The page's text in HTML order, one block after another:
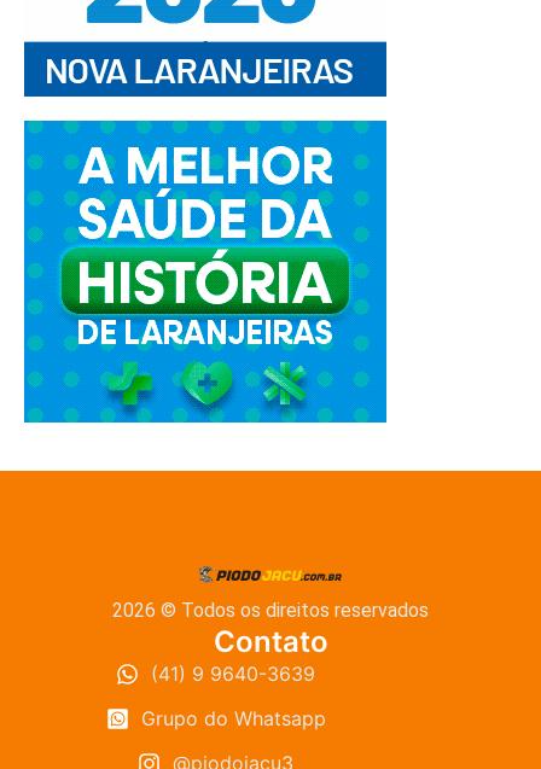
2026 © Todos os direitos reservados
Contato
(41) 9 9640-3639
Grupo do Whatsapp
@piodojacu3